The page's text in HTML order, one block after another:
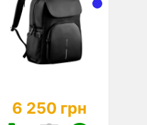
6 250 грн